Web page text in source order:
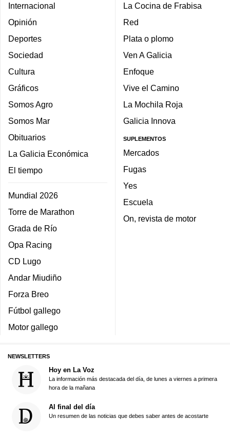
Internacional
Opinión
Deportes
Sociedad
Cultura
Gráficos
Somos Agro
Somos Mar
Obituarios
La Galicia Económica
El tiempo
Mundial 2026
Torre de Marathon
Grada de Río
Opa Racing
CD Lugo
Andar Miudiño
Forza Breo
Fútbol gallego
Motor gallego
La Cocina de Frabisa
Red
Plata o plomo
Ven A Galicia
Enfoque
Vive el Camino
La Mochila Roja
Galicia Innova
SUPLEMENTOS
Mercados
Fugas
Yes
Escuela
On, revista de motor
NEWSLETTERS
Hoy en La Voz
La información más destacada del día, de lunes a viernes a primera
hora de la mañana
Al final del día
Un resumen de las noticias que debes saber antes de acostarte